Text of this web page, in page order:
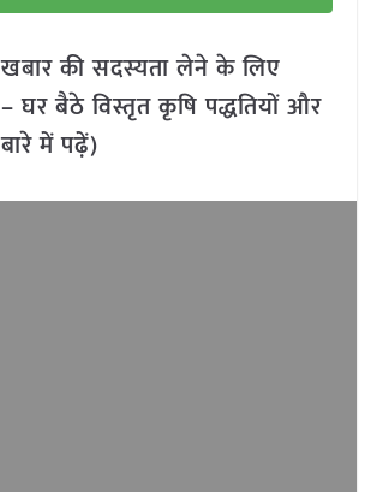
की सदस्यता लेने के लिए
घर बैठे विस्तृत कृषि पद्धतियों और
में पढ़ें)